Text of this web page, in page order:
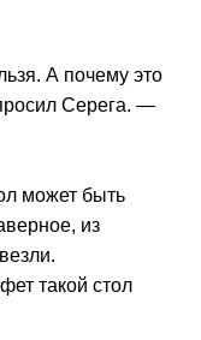
А почему это
Серега. —
может быть
из
такой стол